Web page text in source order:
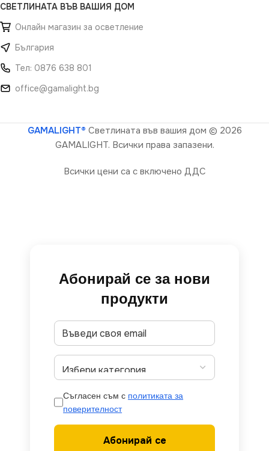
СВЕТЛИНАТА ВЪВ ВАШИЯ ДОМ
Онлайн магазин за осветление
България
Тел: 0876 638 801
office@gamalight.bg
GAMALIGHT® Светлината във вашия дом © 2026
GAMALIGHT. Всички права запазени.
Всички цени са с включено ДДС
Абонирай се за нови
продукти
Съгласен съм с политиката за
поверителност
Абонирай се